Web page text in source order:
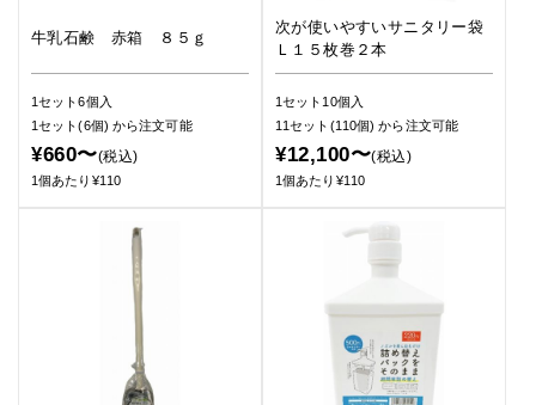
牛乳石鹸 赤箱 ８５ｇ
1セット6個入
1セット(6個) から注文可能
¥660〜(税込)
1個あたり¥110
次が使いやすいサニタリー袋
Ｌ１５枚巻２本
1セット10個入
11セット(110個)から注文可能
¥12,100〜(税込)
1個あたり¥110